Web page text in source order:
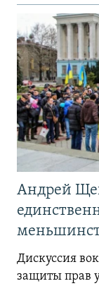
Андрей
Дискуссия
защиты прав